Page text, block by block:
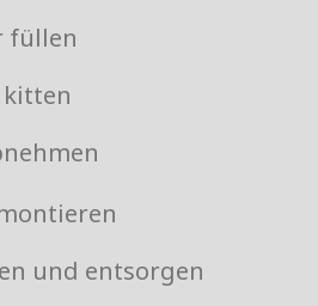
füllen
und entsorgen